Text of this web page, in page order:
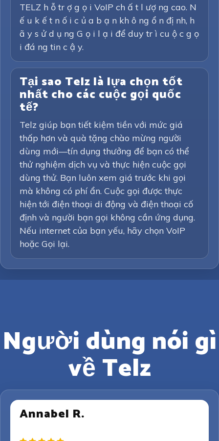
TELZ h ỗ tr ợ g ọ i VoIP ch ấ t l ượ ng cao. N
ế u k ế t n ố i c ủ a b ạ n kh ô ng ổ n đị nh, h
ã y s ử d ụ ng G ọ i l ạ i để duy tr ì cu ộ c g ọ
i đá ng tin c ậ y.
Tại sao Telz là lựa chọn tốt
nhất cho các cuộc gọi quốc
tế?
Telz giúp bạn tiết kiệm tiền với mức giá
thấp hơn và quà tặng chào mừng người
dùng mới—tín dụng thưởng để bạn có thể
thử nghiệm dịch vụ và thực hiện cuộc gọi
dùng thử. Bạn luôn xem giá trước khi gọi
mà không có phí ẩn. Cuộc gọi được thực
hiện tới điện thoại di động và điện thoại cố
định và người bạn gọi không cần ứng dụng.
Nếu internet của bạn yếu, hãy chọn VoIP
hoặc Gọi lại.
Người dùng nói gì
về Telz
Annabel R.